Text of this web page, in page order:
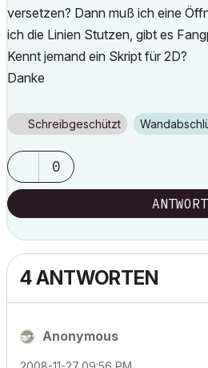
versetzen? Dann muß ich eine
ich die Linien Stutzen, gibt es
Kennt jemand ein Skript für 2D?
Danke
Schreibgeschützt
0
4 ANTWORTEN
Anonymous